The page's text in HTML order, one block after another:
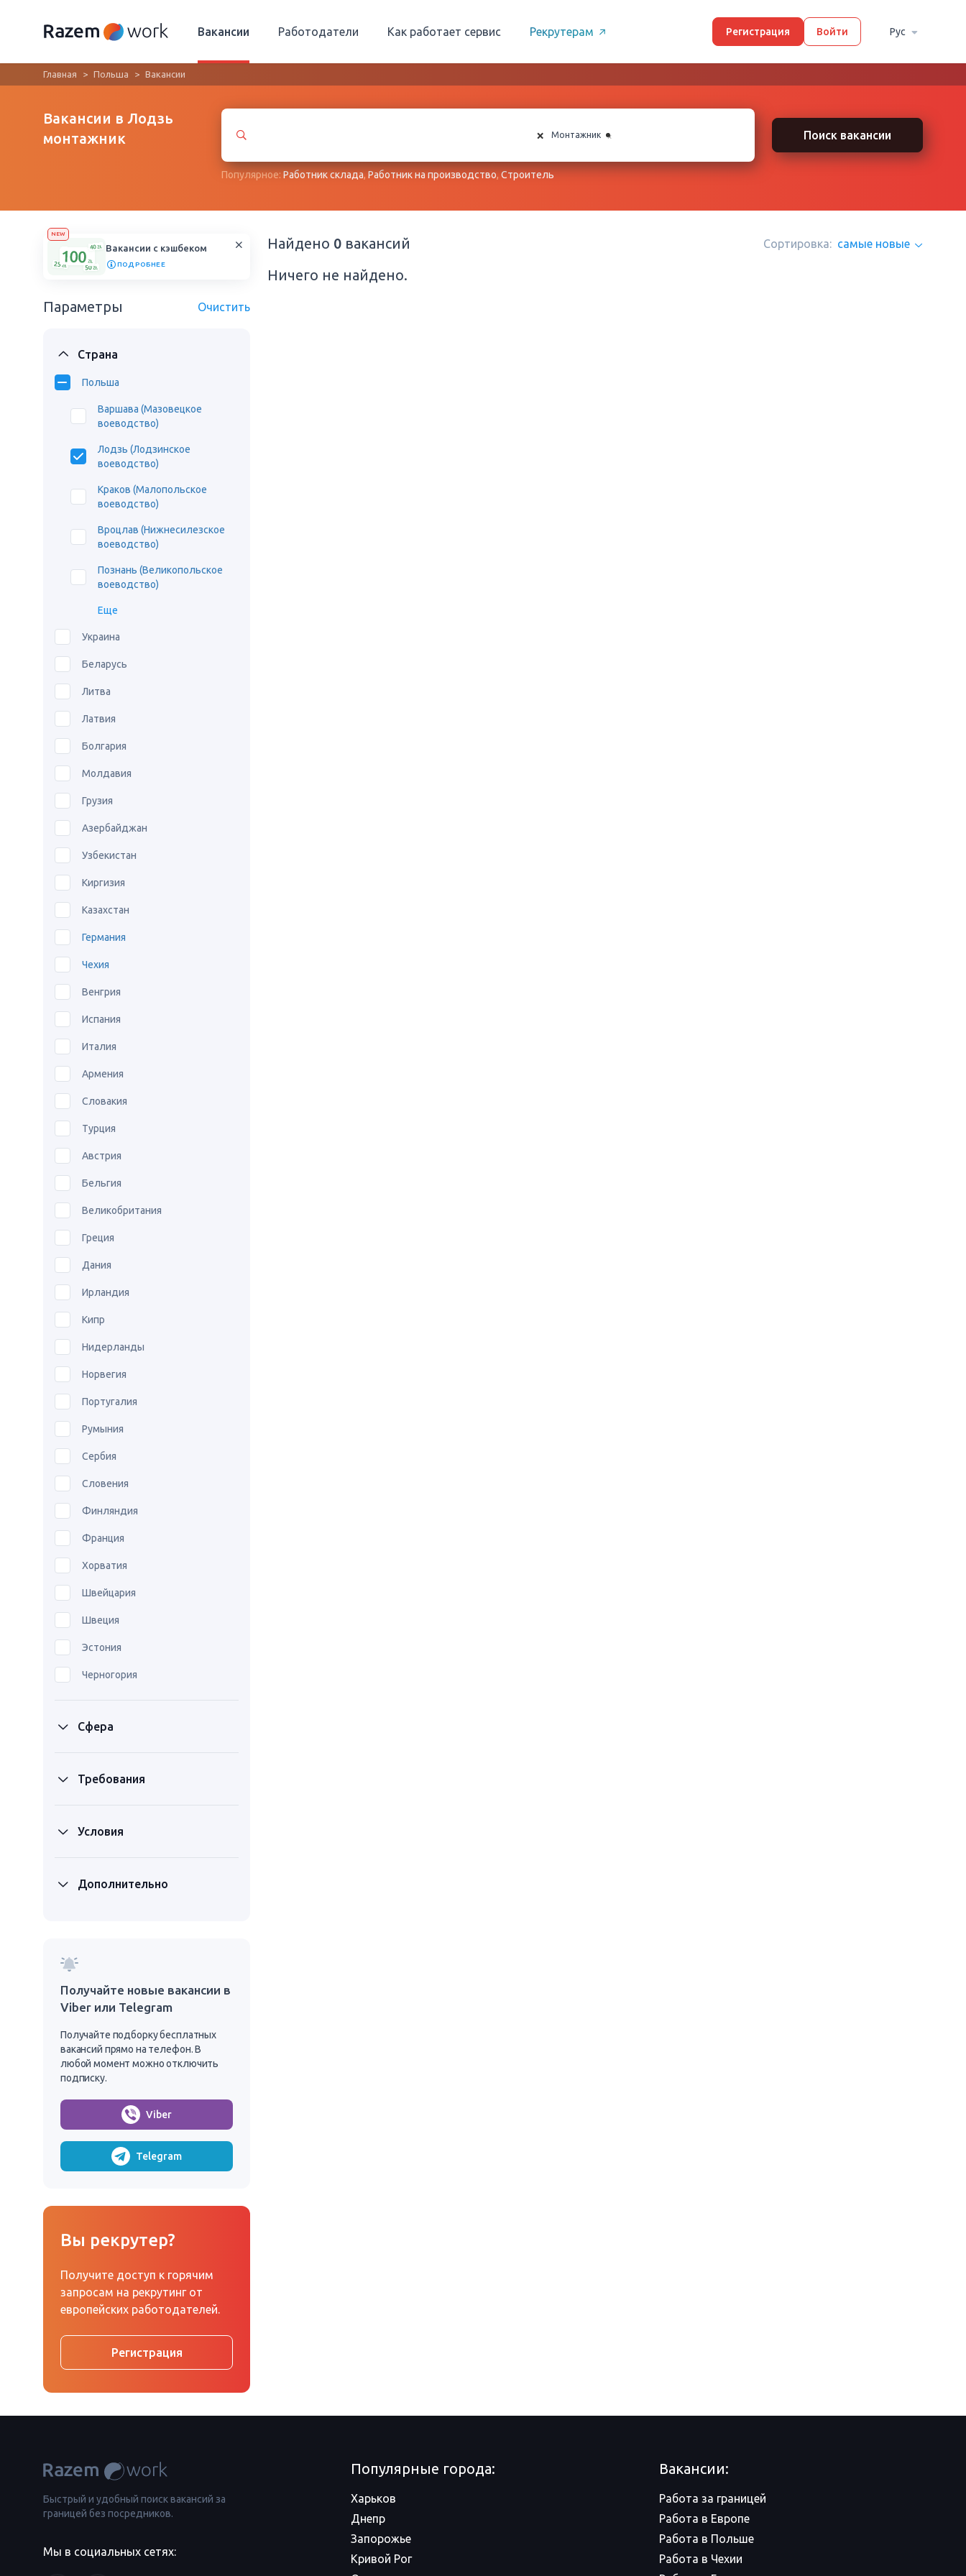
Вакансии Работодатели Как работает сервис Рекрутерам Регистрация Войти Рус
Главная Польша Вакансии
Вакансии в Лодзь
монтажник
× ×
Монтажник Поиск вакансии
Популярное:Работник склада,Работник на производство,Строитель
NEW
Вакансии с кэшбеком
ПОДРОБНЕЕ
Параметры Очистить
Страна
Польша
Варшава (Мазовецкое
воеводство)
Лодзь (Лодзинское
воеводство)
Краков (Малопольское
воеводство)
Вроцлав (Нижнесилезское
воеводство)
Познань (Великопольское
воеводство)
Еще
Украина
Беларусь
Литва
Латвия
Болгария
Молдавия
Грузия
Азербайджан
Узбекистан
Киргизия
Казахстан
Германия
Чехия
Венгрия
Испания
Италия
Армения
Словакия
Турция
Австрия
Бельгия
Великобритания
Греция
Дания
Ирландия
Кипр
Нидерланды
Норвегия
Португалия
Румыния
Сербия
Словения
Финляндия
Франция
Хорватия
Швейцария
Швеция
Эстония
Черногория
Сфера
Требования
Условия
Дополнительно
Получайте новые вакансии в
Viber или Telegram
Получайте подборку бесплатных
вакансий прямо на телефон. В
любой момент можно отключить
подписку.
Viber
Telegram
Вы рекрутер?
Получите доступ к горячим
запросам на рекрутинг от
европейских работодателей.
Регистрация
Найдено 0 вакансий Сортировка: самые новые
Ничего не найдено.
Быстрый и удобный поиск вакансий за
границей без посредников.
Мы в социальных сетях:
Популярные города:
Харьков
Днепр
Запорожье
Кривой Рог
Вакансии:
Работа за границей
Работа в Европе
Работа в Польше
Работа в Чехии